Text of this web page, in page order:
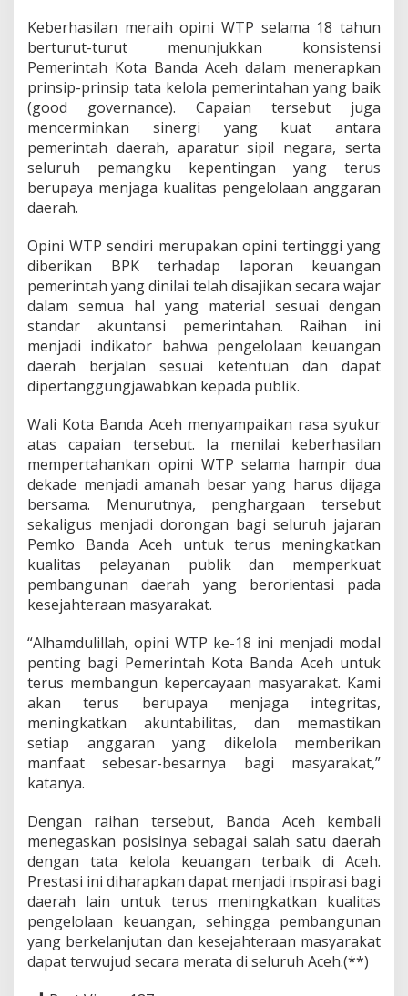
Keberhasilan meraih opini WTP selama 18 tahun
berturut-turut menunjukkan konsistensi
Pemerintah Kota Banda Aceh dalam menerapkan
prinsip-prinsip tata kelola pemerintahan yang baik
(good governance). Capaian tersebut juga
mencerminkan sinergi yang kuat antara
pemerintah daerah, aparatur sipil negara, serta
seluruh pemangku kepentingan yang terus
berupaya menjaga kualitas pengelolaan anggaran
daerah.
Opini WTP sendiri merupakan opini tertinggi yang
diberikan BPK terhadap laporan keuangan
pemerintah yang dinilai telah disajikan secara wajar
dalam semua hal yang material sesuai dengan
standar akuntansi pemerintahan. Raihan ini
menjadi indikator bahwa pengelolaan keuangan
daerah berjalan sesuai ketentuan dan dapat
dipertanggungjawabkan kepada publik.
Wali Kota Banda Aceh menyampaikan rasa syukur
atas capaian tersebut. Ia menilai keberhasilan
mempertahankan opini WTP selama hampir dua
dekade menjadi amanah besar yang harus dijaga
bersama. Menurutnya, penghargaan tersebut
sekaligus menjadi dorongan bagi seluruh jajaran
Pemko Banda Aceh untuk terus meningkatkan
kualitas pelayanan publik dan memperkuat
pembangunan daerah yang berorientasi pada
kesejahteraan masyarakat.
“Alhamdulillah, opini WTP ke-18 ini menjadi modal
penting bagi Pemerintah Kota Banda Aceh untuk
terus membangun kepercayaan masyarakat. Kami
akan terus berupaya menjaga integritas,
meningkatkan akuntabilitas, dan memastikan
setiap anggaran yang dikelola memberikan
manfaat sebesar-besarnya bagi masyarakat,”
katanya.
Dengan raihan tersebut, Banda Aceh kembali
menegaskan posisinya sebagai salah satu daerah
dengan tata kelola keuangan terbaik di Aceh.
Prestasi ini diharapkan dapat menjadi inspirasi bagi
daerah lain untuk terus meningkatkan kualitas
pengelolaan keuangan, sehingga pembangunan
yang berkelanjutan dan kesejahteraan masyarakat
dapat terwujud secara merata di seluruh Aceh.(**)